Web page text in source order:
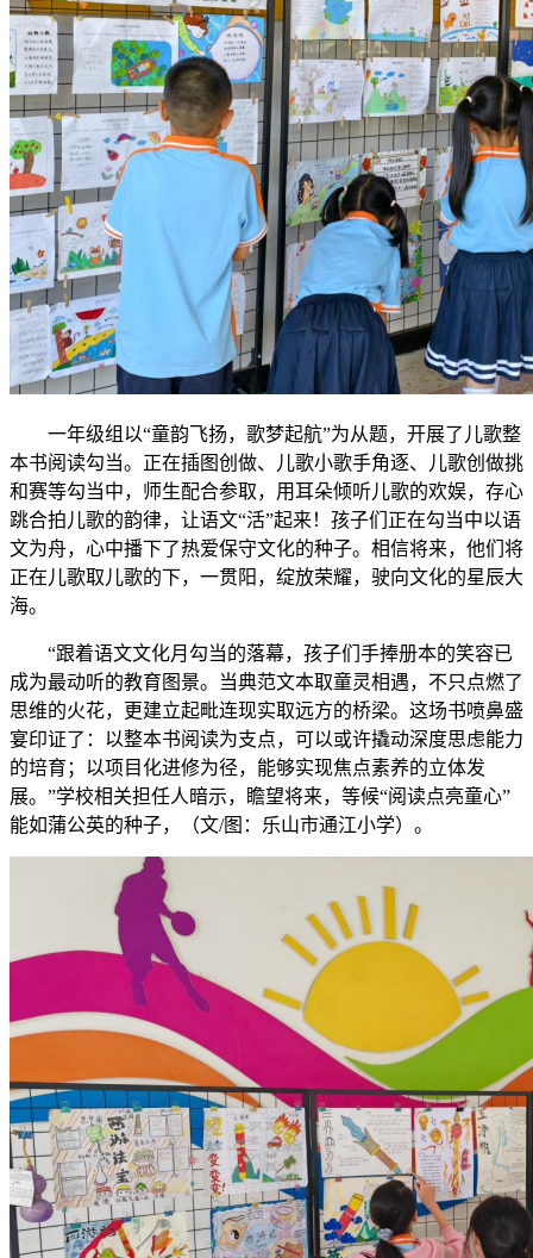
一年级组以“童韵飞扬，歌梦起航”为从题，开展了儿歌整
本书阅读勾当。正在插图创做、儿歌小歌手角逐、儿歌创做挑
和赛等勾当中，师生配合参取，用耳朵倾听儿歌的欢娱，存心
跳合拍儿歌的韵律，让语文“活”起来！孩子们正在勾当中以语
文为舟，心中播下了热爱保守文化的种子。相信将来，他们将
正在儿歌取儿歌的下，一贯阳，绽放荣耀，驶向文化的星辰大
海。
“跟着语文文化月勾当的落幕，孩子们手捧册本的笑容已
成为最动听的教育图景。当典范文本取童灵相遇，不只点燃了
思维的火花，更建立起毗连现实取远方的桥梁。这场书喷鼻盛
宴印证了：以整本书阅读为支点，可以或许撬动深度思虑能力
的培育；以项目化进修为径，能够实现焦点素养的立体发
展。”学校相关担任人暗示，瞻望将来，等候“阅读点亮童心”
能如蒲公英的种子，（文/图：乐山市通江小学）。